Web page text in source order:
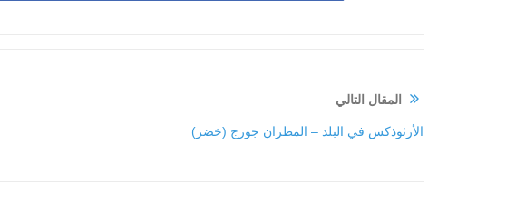
المقال التالي
الأرثوذكس في البلد – المطران جورج (خضر)